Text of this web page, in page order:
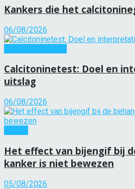
Kankers die het
06/08/2026
Calcitoninetest: Doel en
uitslag
06/08/2026
Het effect van bijengif bij
kanker is niet bewezen
05/08/2026